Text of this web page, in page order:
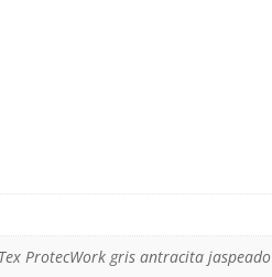
ProtecWork gris antracita jaspeado